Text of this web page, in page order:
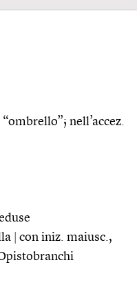
nell’accez.
con iniz. maiusc.,